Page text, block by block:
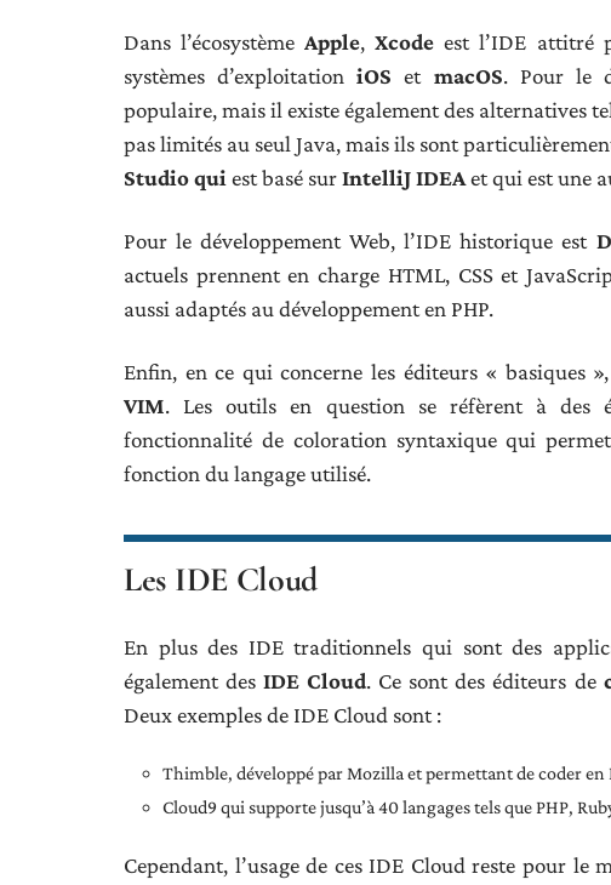
Dans l’écosystèmeApple,Xcodeest l’IDE attitré
systèmes d’exploitationiOSet macOS. Pour le
populaire, mais il existe également des alternatives
pas limités au seul Java, mais ils sont
Studio qui est basé surIntelliJ IDEAet qui est une
Pour le développement Web, l’IDE historique est
actuels prennent en charge HTML, CSS et
aussi adaptés au développement en PHP.
Enfin, en ce qui concerne les éditeurs « basiques
VIM. Les outils en question se réfèrent à des
fonctionnalité de coloration syntaxique qui
fonction du langage utilisé.
Les IDE Cloud
En plus des IDE traditionnels qui sont des
également desIDE Cloud. Ce sont des éditeurs de
Deux exemples de IDE Cloud sont :
Thimble, développé par Mozilla et permettant de coder en
Cloud9 qui supporte jusqu’à 40 langages tels que PHP,
Cependant, l’usage de ces IDE Cloud reste pour